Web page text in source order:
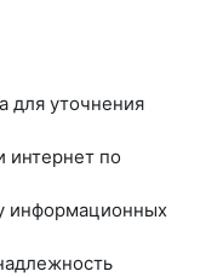
для уточнения
интернет по
информационных